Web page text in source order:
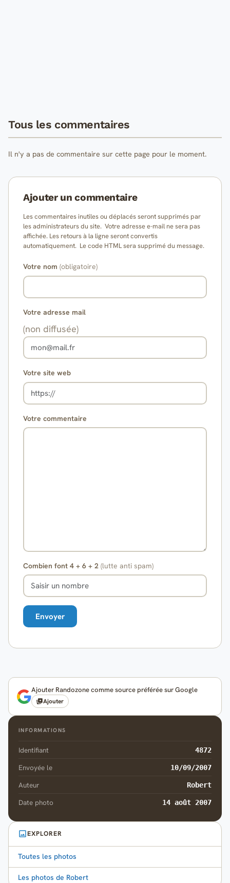
Tous les commentaires
Il n'y a pas de commentaire sur cette page pour le moment.
Ajouter un commentaire
Les commentaires inutiles ou déplacés seront supprimés par
les administrateurs du site. Votre adresse e-mail ne sera pas
affichée. Les retours à la ligne seront convertis
automatiquement. Le code HTML sera supprimé du message.
Votre nom (obligatoire)
Votre adresse mail
(non diffusée)
Votre site web
Votre commentaire
Combien font 4 + 6 + 2 (lutte anti spam)
Ajouter Randozone comme source préférée sur Google
Ajouter
INFORMATIONS
Identifiant 4872
Envoyée le 10/09/2007
Auteur Robert
Date photo 14 août 2007
EXPLORER
Toutes les photos
Les photos de Robert